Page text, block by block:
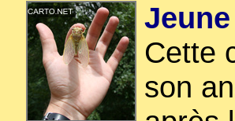
Cette
son